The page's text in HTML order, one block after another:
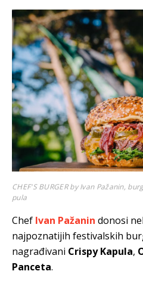
CHEF'S BURGER by Ivan Pažanin,
pula
Chef Ivan Pažanin donosi
najpoznatijih festivalskih
nagrađivani Crispy Kapula,
Panceta.